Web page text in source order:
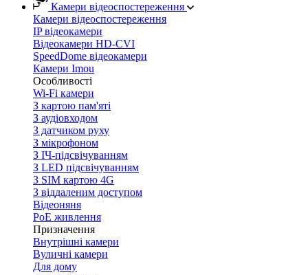
Камери відеоспостереження
Камери відеоспостереження
IP відеокамери
Відеокамери HD-CVI
SpeedDome відеокамери
Камери Imou
Особливості
Wi-Fi камери
З картою пам'яті
З аудіовходом
З датчиком руху
З мікрофоном
З ІЧ-підсвічуванням
З LED підсвічуванням
З SIM картою 4G
З віддаленим доступом
Відеоняня
PoE живлення
Призначення
Внутрішні камери
Вуличні камери
Для дому